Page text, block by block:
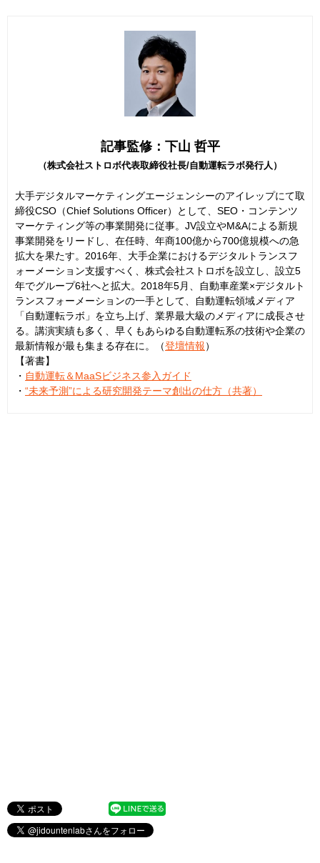
記事監修：下山 哲平
（株式会社ストロボ代表取締役社長/自動運転ラボ発行人）
大手デジタルマーケティングエージェンシーのアイレップにて取
締役CSO（Chief Solutions Officer）として、SEO・コンテンツ
マーケティング等の事業開発に従事。JV設立やM&Aによる新規
事業開発をリードし、在任時、年商100億から700億規模への急
拡大を果たす。2016年、大手企業におけるデジタルトランスフ
ォーメーション支援すべく、株式会社ストロボを設立し、設立5
年でグループ6社へと拡大。2018年5月、自動車産業×デジタルト
ランスフォーメーションの一手として、自動運転領域メディア
「自動運転ラボ」を立ち上げ、業界最大級のメディアに成長させ
る。講演実績も多く、早くもあらゆる自動運転系の技術や企業の
最新情報が最も集まる存在に。（登壇情報）
【著書】
・ 自動運転＆MaaSビジネス参入ガイド
・ “未来予測”による研究開発テーマ創出の仕方（共著）